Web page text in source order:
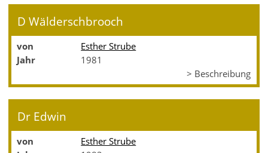
D Wälderschbrooch
von
Esther Strube
Jahr
1981
> Beschreibung
Dr Edwin
von
Esther Strube